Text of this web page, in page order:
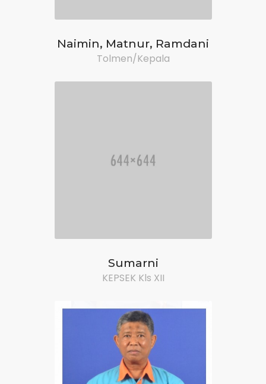
Naimin, Matnur, Ramdani
Tolmen/Kepala
Sumarni
KEPSEK Kls XII